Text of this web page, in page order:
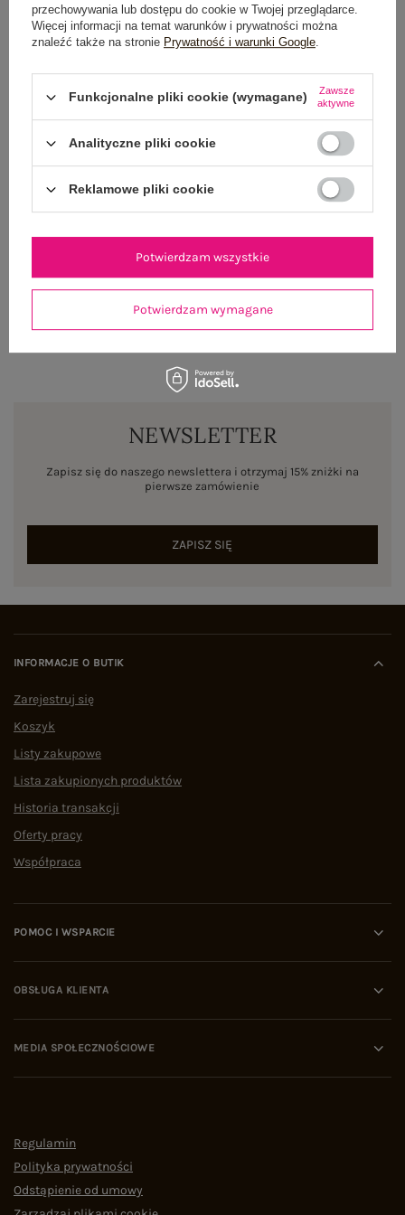
Rozmiar: S
Centrum Logistyczne Nadarzyn
Dostępny
Rozmiar: M
Centrum Logistyczne Nadarzyn
Centrum Logistyczne Nadarzyn
Dostępny
Centrum Logistyczne Nadarzyn
Dostępny
NEWSLETTER
Zapisz się do naszego newslettera i otrzymaj 15% zniżki na
pierwsze zamówienie
ZAPISZ SIĘ
INFORMACJE O BUTIK
Zarejestruj się
Koszyk
Listy zakupowe
Lista zakupionych produktów
Historia transakcji
Oferty pracy
Współpraca
POMOC I WSPARCIE
OBSŁUGA KLIENTA
MEDIA SPOŁECZNOŚCIOWE
Regulamin
Polityka prywatności
Odstąpienie od umowy
przechowywania lub dostępu do cookie w Twojej przeglądarce.
Więcej informacji na temat warunków i prywatności można
znaleźć także na stronie Prywatność i warunki Google.
Funkcjonalne pliki cookie (wymagane)
Zawsze
aktywne
Analityczne pliki cookie
Reklamowe pliki cookie
Potwierdzam wymagane
Potwierdzam wszystkie